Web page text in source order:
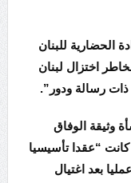
الحضارية للبنان
اختزال لبنان
ذات رسالة ودور”.
وثيقة الوفاق
مؤكدا أنها كانت “عقدا تأسيسيا
بعد اغتيال